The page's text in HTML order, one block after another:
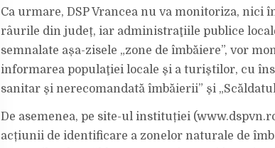
Ca urmare, DSP Vrancea nu va monitoriza, nici
râurile din județ, iar administraţiile publice
semnalate așa-zisele „zone de îmbăiere”, vor
informarea populaţiei locale şi a turiştilor, cu
sanitar şi nerecomandată îmbăierii” şi
De asemenea, pe site-ul instituției
acțiunii de identificare a zonelor naturale de